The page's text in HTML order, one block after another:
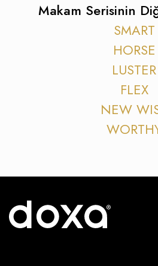
Makam Serisinin
SMART
HORSE
LUSTER
FLEX
NEW